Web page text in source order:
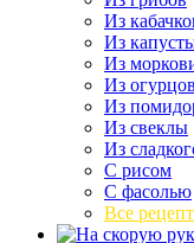
Из
Из
Из
Из огурцов
Из
Из свеклы
Из
С рисом
С фасолью
Все